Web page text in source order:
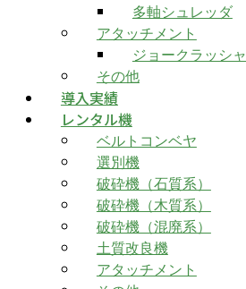
多軸シュレッダ
アタッチメント
ジョークラッシャ
その他
導入実績
レンタル機
ベルトコンベヤ
選別機
破砕機（石質系）
破砕機（木質系）
破砕機（混廃系）
土質改良機
アタッチメント